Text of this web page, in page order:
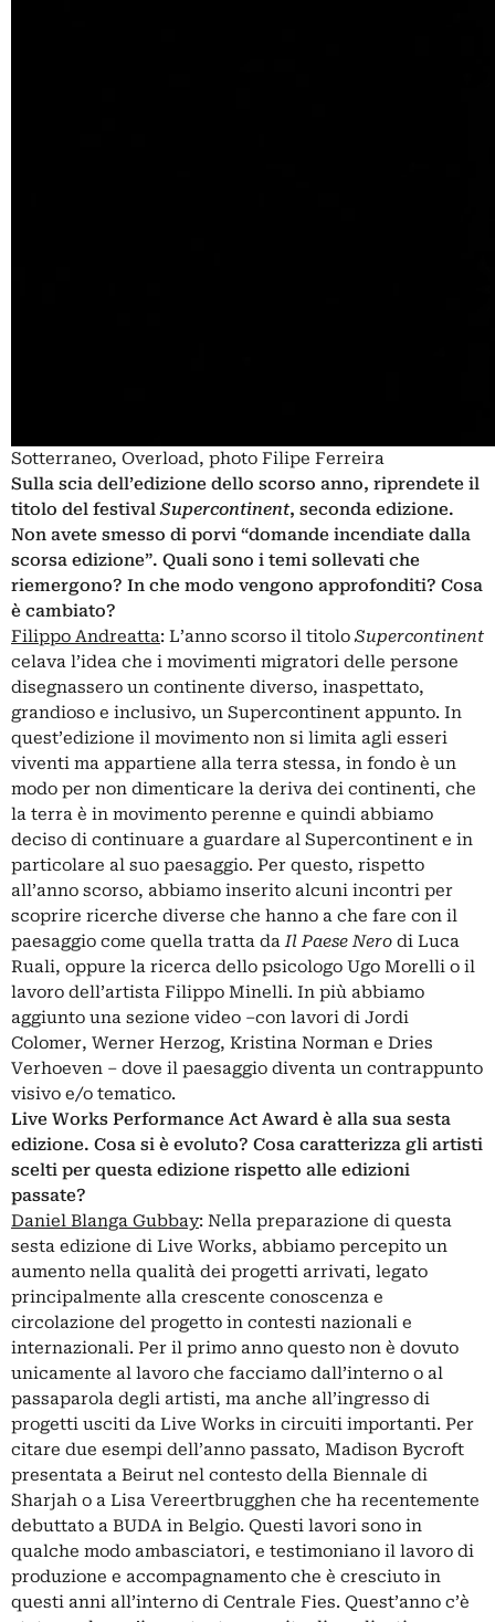
Sotterraneo, Overload, photo Filipe Ferreira
Sulla scia dell’edizione dello scorso anno, riprendete il
titolo del festivalSupercontinent, seconda edizione.
Non avete smesso di porvi “domande incendiate dalla
scorsa edizione”. Quali sono i temi sollevati che
riemergono? In che modo vengono approfonditi? Cosa
è cambiato?
Filippo Andreatta: L’anno scorso il titolo Supercontinent
celava l’idea che i movimenti migratori delle persone
disegnassero un continente diverso, inaspettato,
grandioso e inclusivo, un Supercontinent appunto. In
quest’edizione il movimento non si limita agli esseri
viventi ma appartiene alla terra stessa, in fondo è un
modo per non dimenticare la deriva dei continenti, che
la terra è in movimento perenne e quindi abbiamo
deciso di continuare a guardare al Supercontinent e in
particolare al suo paesaggio. Per questo, rispetto
all’anno scorso, abbiamo inserito alcuni incontri per
scoprire ricerche diverse che hanno a che fare con il
paesaggio come quella tratta daIl Paese Nero di Luca
Ruali, oppure la ricerca dello psicologo Ugo Morelli o il
lavoro dell’artista Filippo Minelli. In più abbiamo
aggiunto una sezione video ‒con lavori di Jordi
Colomer, Werner Herzog, Kristina Norman e Dries
Verhoeven ‒ dove il paesaggio diventa un contrappunto
visivo e/o tematico.
Live Works Performance Act Award è alla sua sesta
edizione. Cosa si è evoluto? Cosa caratterizza gli artisti
scelti per questa edizione rispetto alle edizioni
passate?
Daniel Blanga Gubbay: Nella preparazione di questa
sesta edizione di Live Works, abbiamo percepito un
aumento nella qualità dei progetti arrivati, legato
principalmente alla crescente conoscenza e
circolazione del progetto in contesti nazionali e
internazionali. Per il primo anno questo non è dovuto
unicamente al lavoro che facciamo dall’interno o al
passaparola degli artisti, ma anche all’ingresso di
progetti usciti da Live Works in circuiti importanti. Per
citare due esempi dell’anno passato, Madison Bycroft
presentata a Beirut nel contesto della Biennale di
Sharjah o a Lisa Vereertbrugghen che ha recentemente
debuttato a BUDA in Belgio. Questi lavori sono in
qualche modo ambasciatori, e testimoniano il lavoro di
produzione e accompagnamento che è cresciuto in
questi anni all’interno di Centrale Fies. Quest’anno c’è